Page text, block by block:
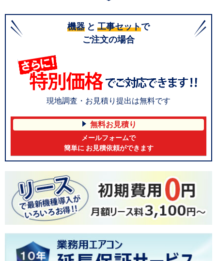
機器 と 工事セットで
ご注文の場合
現地調査・お見積り提出は無料です
無料お見積り
メールフォームで
簡単に お見積依頼ができます